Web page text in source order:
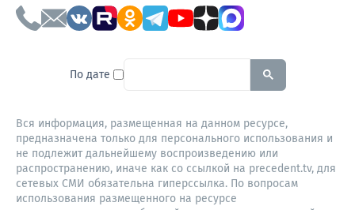
По дате To search this site, enter a
Вся информация, размещенная на данном ресурсе,
предназначена только для персонального использования и
не подлежит дальнейшему воспроизведению или
распространению, иначе как со ссылкой на precedent.tv, для
сетевых СМИ обязательна гиперссылка. По вопросам
использования размещенного на ресурсе